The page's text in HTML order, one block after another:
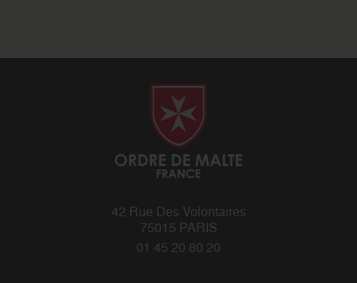
42 Rue Des Volontaires
75015 PARIS
01 45 20 80 20